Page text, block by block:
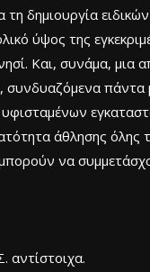
τη δημιουργία
ύψος της
Και, συνάμα, μια
άθλησης
να